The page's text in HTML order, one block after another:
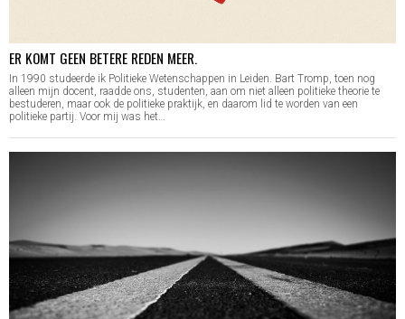
ER KOMT GEEN BETERE REDEN MEER.
In 1990 studeerde ik Politieke Wetenschappen in Leiden. Bart Tromp, toen nog
alleen mijn docent, raadde ons, studenten, aan om niet alleen politieke theorie te
bestuderen, maar ook de politieke praktijk, en daarom lid te worden van een
politieke partij. Voor mij was het…